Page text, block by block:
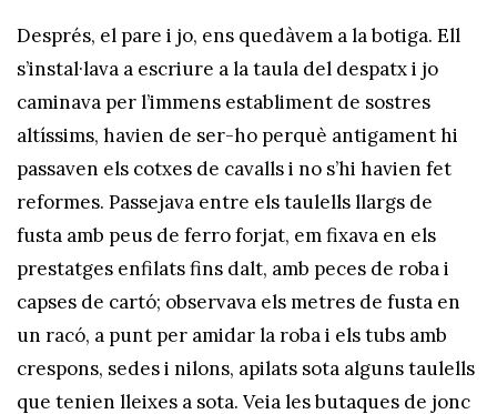
Després, el pare i jo, ens quedàvem a la botiga. Ell
s’instal·lava a escriure a la taula del despatx i jo
caminava per l’immens establiment de sostres
altíssims, havien de ser-ho perquè antigament hi
passaven els cotxes de cavalls i no s’hi havien fet
reformes. Passejava entre els taulells llargs de
fusta amb peus de ferro forjat, em fixava en els
prestatges enfilats fins dalt, amb peces de roba i
capses de cartó; observava els metres de fusta en
un racó, a punt per amidar la roba i els tubs amb
crespons, sedes i nilons, apilats sota alguns taulells
que tenien lleixes a sota. Veia les butaques de jonc